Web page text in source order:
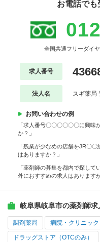
お電話で
全国共通フリーダイ
求人番号
法人名 スギ薬局
お問い合わせの例
「求人番号〇〇〇〇〇〇に興
か？」
「残業が少なめの店舗をJR〇
はありますか？」
「薬剤師の募集を都内で探し
外におすすめの求人はあります
岐阜県岐阜市の薬剤師
調剤薬局 病院・クリニック
ドラッグストア（OTCのみ）